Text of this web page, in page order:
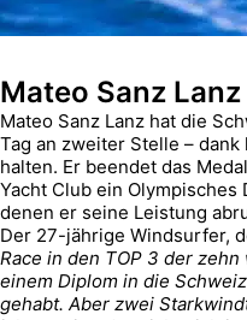
Mateo Sanz Lanz
Mateo Sanz Lanz hat die
Tag an zweiter Stelle –
halten. Er beendet das
Yacht Club ein
denen er seine Leistung
Der 27-jährige Windsurfer,
Race in den TOP 3 der
einem Diplom in die
gehabt. Aber zwei